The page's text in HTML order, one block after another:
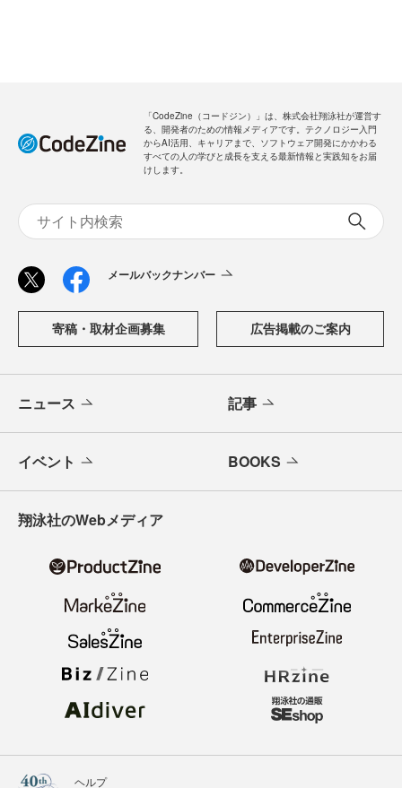
「CodeZine（コードジン）」は、株式会社翔泳社が運営す
る、開発者のための情報メディアです。テクノロジー入門
からAI活用、キャリアまで、ソフトウェア開発にかかわる
すべての人の学びと成長を支える最新情報と実践知をお届
けします。
メールバックナンバー
寄稿・取材企画募集 広告掲載のご案内
ニュース 記事
イベント BOOKS
翔泳社のWebメディア
ヘルプ